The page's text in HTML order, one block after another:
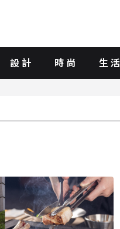
設計 時尚 生活